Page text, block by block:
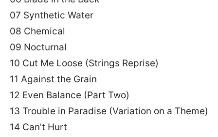
07 Synthetic Water
08 Chemical
09 Nocturnal
10 Cut Me Loose (Strings Reprise)
11 Against the Grain
12 Even Balance (Part Two)
13 Trouble in Paradise (Variation on a Theme)
14 Can’t Hurt